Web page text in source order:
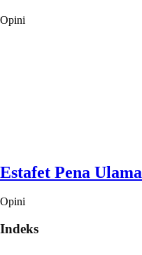
Opini
Estafet Pena Ulama
Opini
Indeks